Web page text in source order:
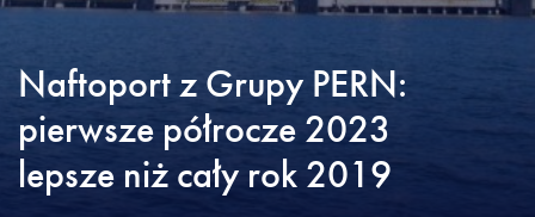
Naftoport z Grupy PERN:
pierwsze półrocze 2023
lepsze niż cały rok 2019